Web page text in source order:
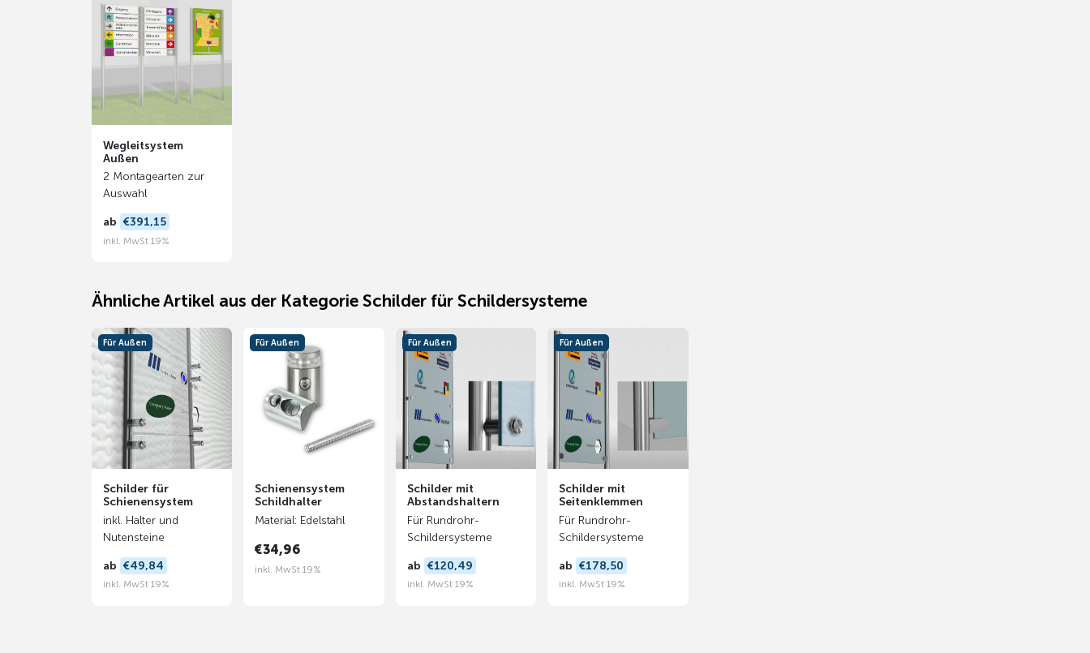
Wegleitsystem
Außen
2 Montagearten zur
Auswahl
ab €391,15
inkl. MwSt 19%
Ähnliche Artikel aus der Kategorie Schilder für Schildersysteme
Schilder für
Schienensystem
inkl. Halter und
Nutensteine
ab €49,84
inkl. MwSt 19%
Für Außen
Schienensystem
Schildhalter
Material: Edelstahl
€34,96
inkl. MwSt 19%
Für Außen
Schilder mit
Abstandshaltern
Für Rundrohr-
Schildersysteme
ab €120,49
inkl. MwSt 19%
Für Außen
Schilder mit
Seitenklemmen
Für Rundrohr-
Schildersysteme
ab €178,50
inkl. MwSt 19%
Für Außen